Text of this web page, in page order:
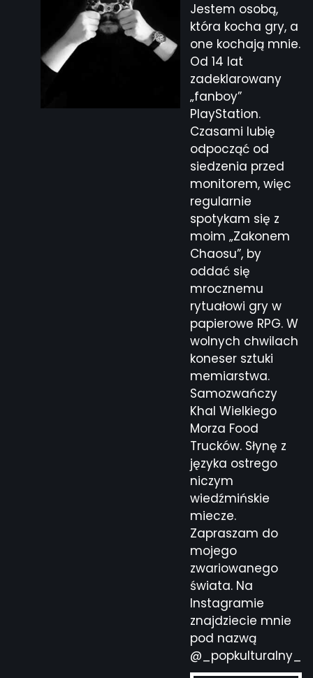
Jestem osobą,
która kocha gry, a
one kochają mnie.
Od 14 lat
zadeklarowany
„fanboy”
PlayStation.
Czasami lubię
odpocząć od
siedzenia przed
monitorem, więc
regularnie
spotykam się z
moim „Zakonem
Chaosu”, by
oddać się
mrocznemu
rytuałowi gry w
papierowe RPG. W
wolnych chwilach
koneser sztuki
memiarstwa.
Samozwańczy
Khal Wielkiego
Morza Food
Trucków. Słynę z
języka ostrego
niczym
wiedźmińskie
miecze.
Zapraszam do
mojego
zwariowanego
świata. Na
Instagramie
znajdziecie mnie
pod nazwą
@_popkulturalny_